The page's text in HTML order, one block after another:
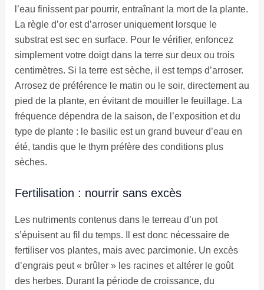
l’eau finissent par pourrir, entraînant la mort de la plante.
La règle d’or est d’arroser uniquement lorsque le
substrat est sec en surface. Pour le vérifier, enfoncez
simplement votre doigt dans la terre sur deux ou trois
centimètres. Si la terre est sèche, il est temps d’arroser.
Arrosez de préférence le matin ou le soir, directement au
pied de la plante, en évitant de mouiller le feuillage. La
fréquence dépendra de la saison, de l’exposition et du
type de plante : le basilic est un grand buveur d’eau en
été, tandis que le thym préfère des conditions plus
sèches.
Fertilisation : nourrir sans excès
Les nutriments contenus dans le terreau d’un pot
s’épuisent au fil du temps. Il est donc nécessaire de
fertiliser vos plantes, mais avec parcimonie. Un excès
d’engrais peut « brûler » les racines et altérer le goût
des herbes. Durant la période de croissance, du